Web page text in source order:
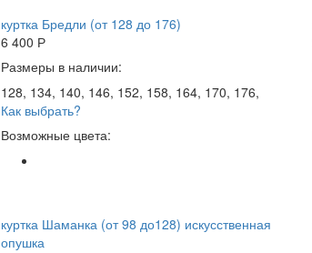
куртка Бредли (от 128 до 176)
6 400 Р
Размеры в наличии:
128, 134, 140, 146, 152, 158, 164, 170, 176,
Как выбрать?
Возможные цвета:
куртка Шаманка (от 98 до128) искусственная
опушка